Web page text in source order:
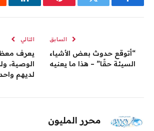
فيسبوك تويتر بينتيريستلينكدإن
السابق
“أتوقع حدوث بعض الأشياء
السيئة حقًا” – هذا ما يعنيه
التالي
يعرف
الوصية،
لديهم
محرر المليون